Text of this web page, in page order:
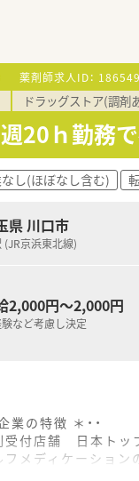
薬剤師求人ID： 186549
ドラッグストア(調剤
週20ｈ勤務
し(ほぼなし含む)
県 川口市
(JR京浜東北線)
2,000円～2,000円
など考慮し決定
業の特徴 ＊・・
付店舗 日本トップ
メディケーション